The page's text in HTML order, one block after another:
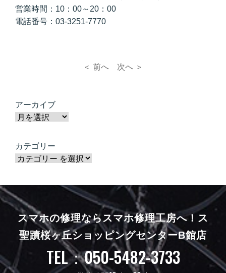
営業時間：10：00～20：00
電話番号：03-3251-7770
＜ 前へ 次へ ＞
アーカイブ
カテゴリー
スマホの修理ならスマホ修理工房へ！ ス
聖蹟桜ヶ丘ショッピングセンターB館店
TEL：050-5482-3733